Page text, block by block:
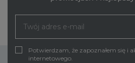
Potwierdzam, że zapoznałem się i
internetowego.